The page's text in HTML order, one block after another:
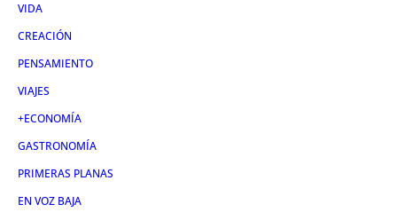
VIDA
CREACIÓN
PENSAMIENTO
VIAJES
+ECONOMÍA
GASTRONOMÍA
PRIMERAS PLANAS
EN VOZ BAJA